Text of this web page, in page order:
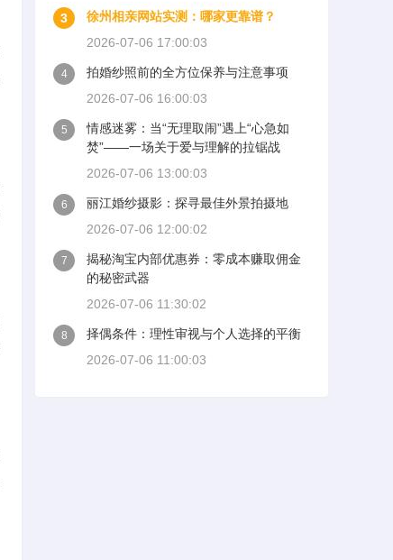
3
徐州相亲网站实测：哪家更靠谱？
2026-07-06 17:00:03
4
拍婚纱照前的全方位保养与注意事项
2026-07-06 16:00:03
5
情感迷雾：当“无理取闹”遇上“心急如
焚”——一场关于爱与理解的拉锯战
2026-07-06 13:00:03
6
丽江婚纱摄影：探寻最佳外景拍摄地
2026-07-06 12:00:02
7
揭秘淘宝内部优惠券：零成本赚取佣金
的秘密武器
2026-07-06 11:30:02
8
择偶条件：理性审视与个人选择的平衡
2026-07-06 11:00:03